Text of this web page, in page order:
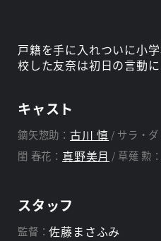
戸籍を手に入れついに小
校した友奈は初日の言動
キャスト
鏑矢惣助： 古川 慎 サラ・ダ
閨 春花： 真野美月 草薙 勲：
スタッフ
監督：佐藤まさふみ